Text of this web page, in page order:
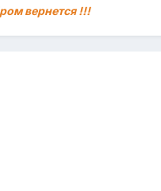
вернется !!!